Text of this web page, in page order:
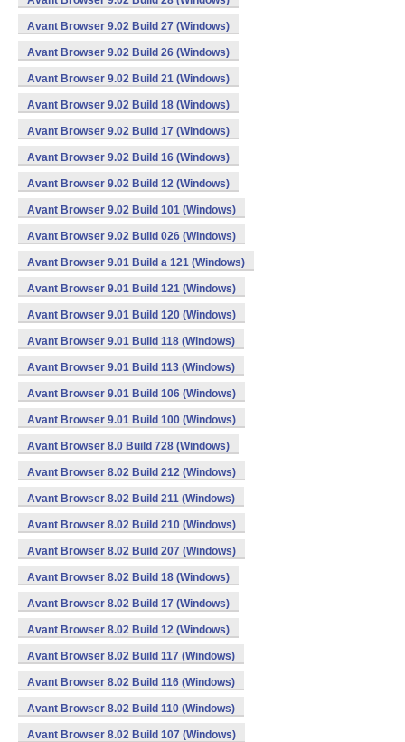
Avant Browser 9.02 Build 27 (Windows)
Avant Browser 9.02 Build 26 (Windows)
Avant Browser 9.02 Build 21 (Windows)
Avant Browser 9.02 Build 18 (Windows)
Avant Browser 9.02 Build 17 (Windows)
Avant Browser 9.02 Build 16 (Windows)
Avant Browser 9.02 Build 12 (Windows)
Avant Browser 9.02 Build 101 (Windows)
Avant Browser 9.02 Build 026 (Windows)
Avant Browser 9.01 Build a 121 (Windows)
Avant Browser 9.01 Build 121 (Windows)
Avant Browser 9.01 Build 120 (Windows)
Avant Browser 9.01 Build 118 (Windows)
Avant Browser 9.01 Build 113 (Windows)
Avant Browser 9.01 Build 106 (Windows)
Avant Browser 9.01 Build 100 (Windows)
Avant Browser 8.0 Build 728 (Windows)
Avant Browser 8.02 Build 212 (Windows)
Avant Browser 8.02 Build 211 (Windows)
Avant Browser 8.02 Build 210 (Windows)
Avant Browser 8.02 Build 207 (Windows)
Avant Browser 8.02 Build 18 (Windows)
Avant Browser 8.02 Build 17 (Windows)
Avant Browser 8.02 Build 12 (Windows)
Avant Browser 8.02 Build 117 (Windows)
Avant Browser 8.02 Build 116 (Windows)
Avant Browser 8.02 Build 110 (Windows)
Avant Browser 8.02 Build 107 (Windows)